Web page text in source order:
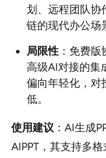
划、远程团队协
链的现代办公场
局限性：免费版
高级AI对接的集
偏向年轻化，对
低。
使用建议 ：AI生成
AIPPT，其支持多